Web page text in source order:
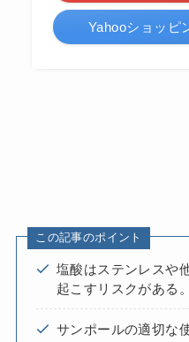
Yahooショッピ
この記事のポイント
塩酸はステンレスや
起こすリスクがある。
サンポールの適切な